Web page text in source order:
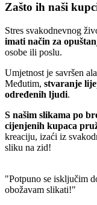
Zašto ih naši
Stres svakodnevnog
imati način za
osobe ili poslu.
Umjetnost je savršen
Međutim, stvaranje
određenih ljudi.
S našim slikama po
cijenjenih kupaca
kreaciju, izaći iz
sliku na zid!
"Potpuno se isključim
obožavam slikati!"